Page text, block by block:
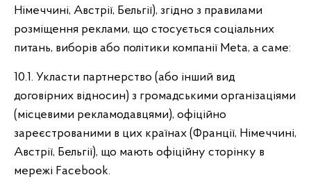
Німеччині, Австрії, Бельгії), згідно з правилами
розміщення реклами, що стосується соціальних
питань, виборів або політики компанії Meta, а саме:
10.1. Укласти партнерство (або інший вид
договірних відносин) з громадськими організаціями
(місцевими рекламодавцями), офіційно
зареєстрованими в цих країнах (Франції, Німеччині,
Австрії, Бельгії), що мають офіційну сторінку в
мережі Facebook.